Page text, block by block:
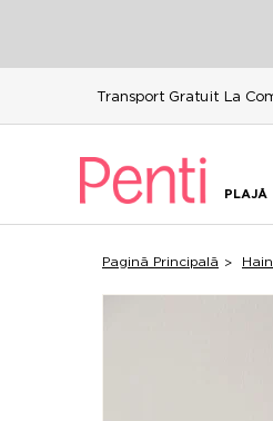
Transport Gratuit La
PLAJĂ
Pagină Principală